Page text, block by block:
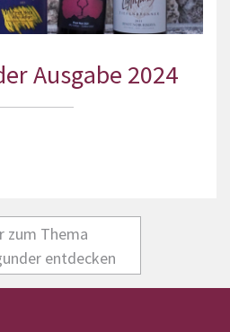
Ausgabe 2024
zum Thema
entdecken